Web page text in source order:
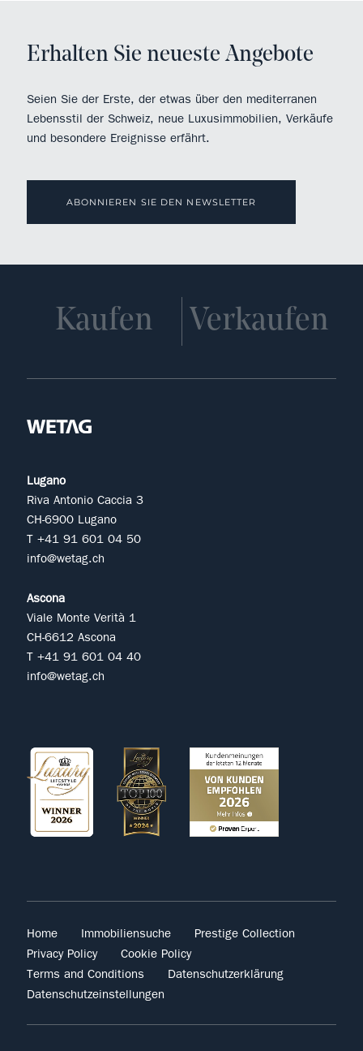
Erhalten Sie neueste Angebote
Seien Sie der Erste, der etwas über den mediterranen
Lebensstil der Schweiz, neue Luxusimmobilien, Verkäufe
und besondere Ereignisse erfährt.
ABONNIEREN SIE DEN NEWSLETTER
Kaufen Verkaufen
Lugano
Riva Antonio Caccia 3
CH-6900 Lugano
T +41 91 601 04 50
info@wetag.ch
Ascona
Viale Monte Verità 1
CH-6612 Ascona
T +41 91 601 04 40
info@wetag.ch
Home Immobiliensuche
Prestige Collection
Privacy Policy
Cookie Policy
Terms and Conditions
Datenschutzerklärung
Datenschutzeinstellungen